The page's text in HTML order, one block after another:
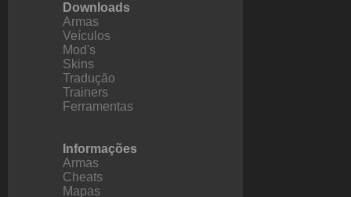
Downloads
Armas
Veículos
Mod's
Skins
Tradução
Trainers
Ferramentas
Informações
Armas
Cheats
Mapas